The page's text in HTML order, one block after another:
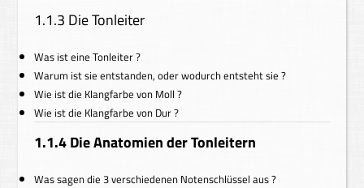
1.1.3 Die Tonleiter
Was ist eine Tonleiter ?
Warum ist sie entstanden, oder wodurch entsteht sie ?
Wie ist die Klangfarbe von Moll ?
Wie ist die Klangfarbe von Dur ?
1.1.4 Die Anatomien der Tonleitern
Was sagen die 3 verschiedenen Notenschlüssel aus ?